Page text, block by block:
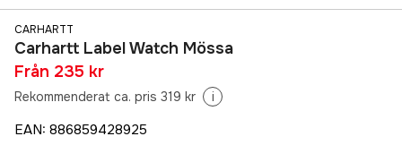
CARHARTT
Carhartt Label Watch Mössa
Från 235 kr
Rekommenderat ca. pris 319 kr i
EAN: 886859428925